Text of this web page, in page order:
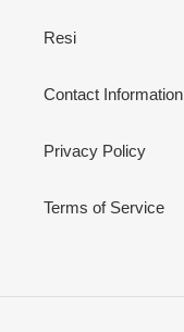
Resi
Contact Information
Privacy Policy
Terms of Service